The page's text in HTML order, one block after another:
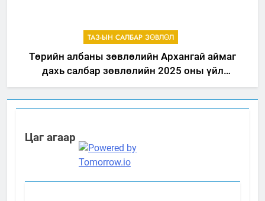
ТАЗ-ЫН САЛБАР ЗӨВЛӨЛ
Төрийн албаны зөвлөлийн Архангай аймаг
дахь салбар зөвлөлийн 2025 оны үйл
ажиллагааны жилийн төлөвлөгөө
Цаг агаар